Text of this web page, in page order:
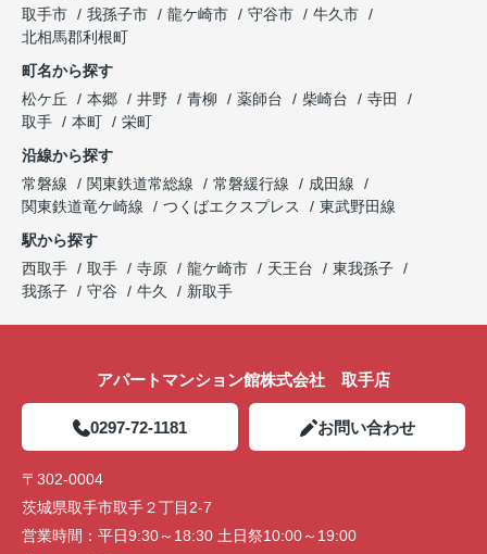
取手市
我孫子市 龍ケ崎市 守谷市
牛久市
北相馬郡利根町
町名から探す
松ケ丘
本郷 井野 青柳 薬師台 柴崎台
寺田
取手
本町
栄町
沿線から探す
常磐線
関東鉄道常総線 常磐緩行線
成田線
関東鉄道竜ケ崎線
つくばエクスプレス
東武野田線
駅から探す
西取手
取手 寺原 龍ケ崎市 天王台
東我孫子
我孫子
守谷 牛久 新取手
アパートマンション館株式会社 取手店
0297-72-1181 お問い合わせ
〒302-0004
茨城県取手市取手２丁目2-7
営業時間： 平日9:30～18:30 土日祭10:00～19:00